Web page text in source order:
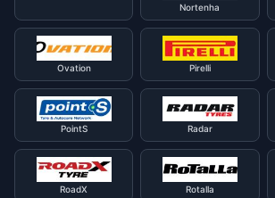
Nortenha
Ovation Pirelli
PointS Radar
RoadX Rotalla